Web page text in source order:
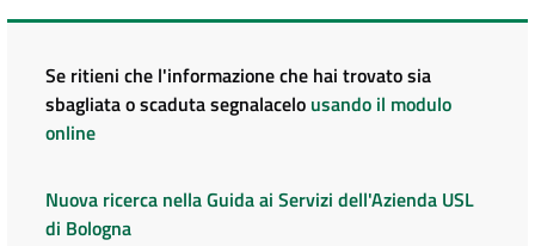
Se ritieni che l'informazione che hai trovato sia
sbagliata o scaduta segnalacelo usando il modulo
online
Nuova ricerca nella Guida ai Servizi dell'Azienda USL
di Bologna